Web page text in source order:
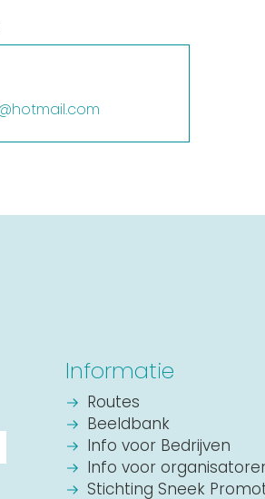
Informatie
Routes
Beeldbank
Info voor Bedrijven
Info voor
Stichting Sneek